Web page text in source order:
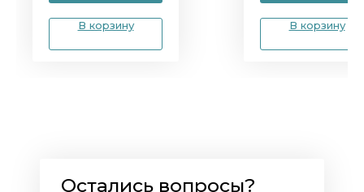
В корзину В корзину
Остались вопросы?